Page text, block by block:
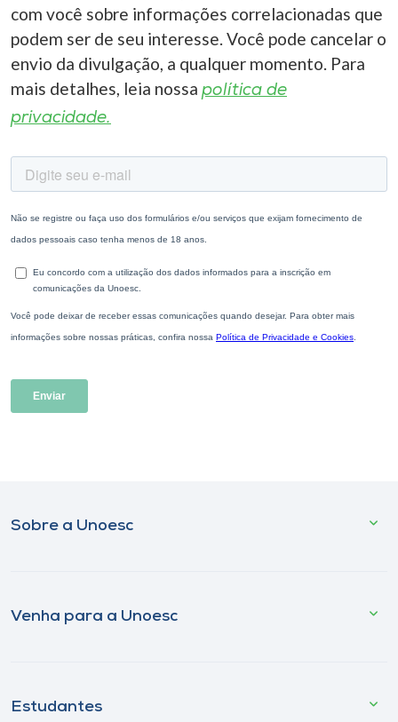
com você sobre informações correlacionadas que
podem ser de seu interesse. Você pode cancelar o
envio da divulgação, a qualquer momento. Para
mais detalhes, leia nossa política de
privacidade.
Sobre a Unoesc
Venha para a Unoesc
Estudantes